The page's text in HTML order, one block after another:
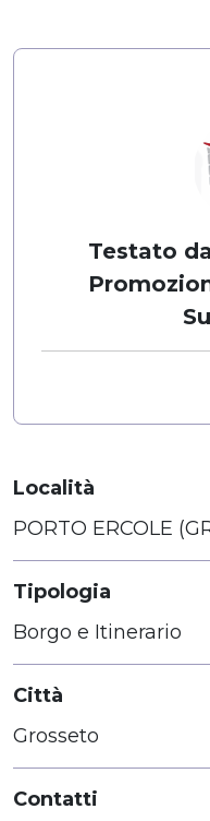
Testato
Località
PORTO ERCOLE
Tipologia
Borgo e Itinerario
Città
Grosseto
Contatti